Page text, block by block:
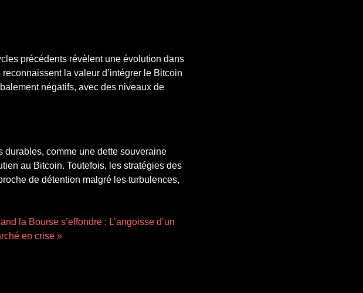
précédents révèlent une évolution dans
la valeur d’intégrer le Bitcoin
négatifs, avec des niveaux de
durables, comme une dette souveraine
au Bitcoin. Toutefois, les stratégies des
de détention malgré les turbulences,
la Bourse s’effondre : L’angoisse d’un
en crise »